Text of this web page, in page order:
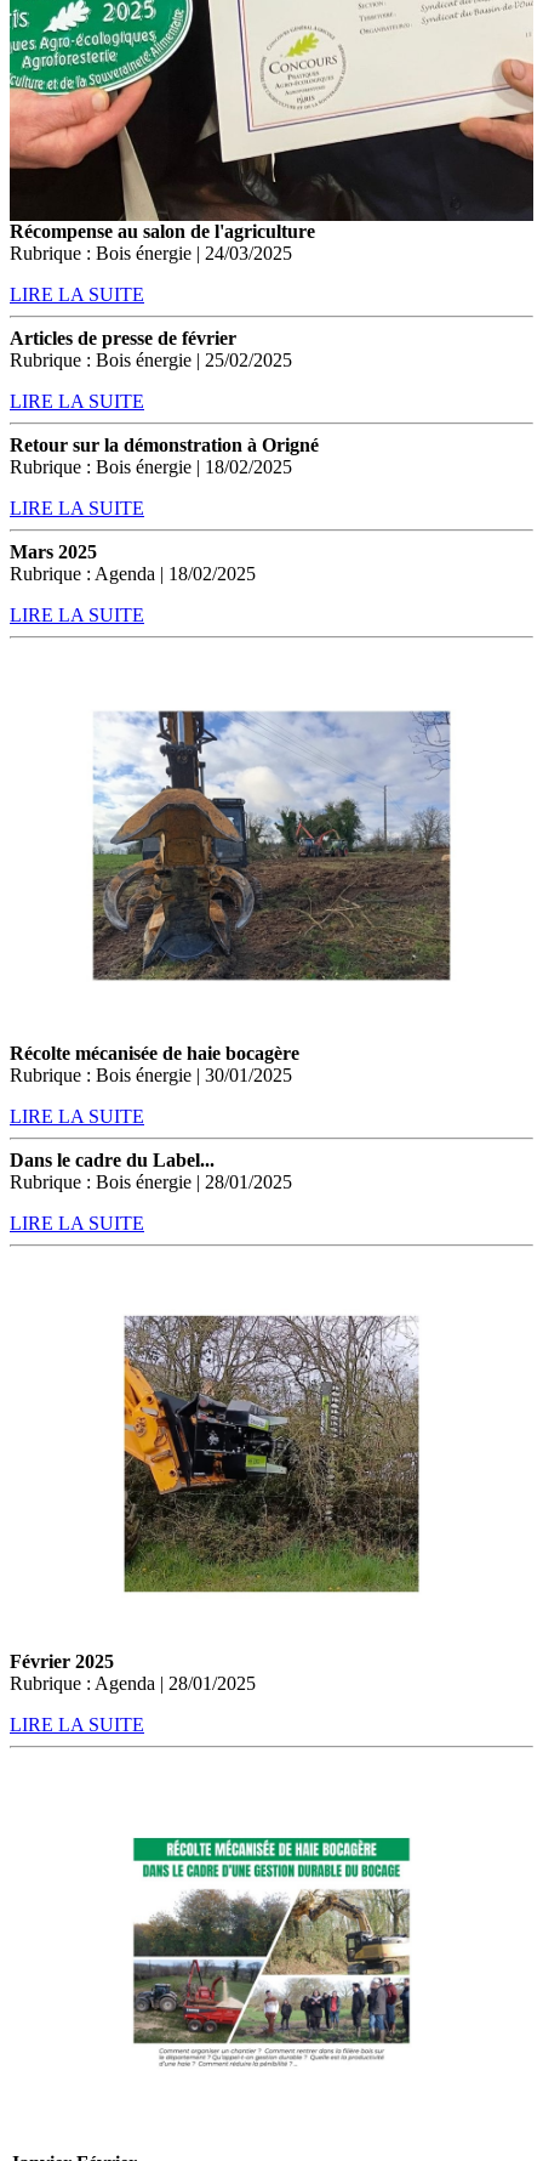
Récompense au salon de l'agriculture
Rubrique : Bois énergie | 24/03/2025
LIRE LA SUITE
Articles de presse de février
Rubrique : Bois énergie | 25/02/2025
LIRE LA SUITE
Retour sur la démonstration à Origné
Rubrique : Bois énergie | 18/02/2025
LIRE LA SUITE
Mars 2025
Rubrique : Agenda | 18/02/2025
LIRE LA SUITE
Récolte mécanisée de haie bocagère
Rubrique : Bois énergie | 30/01/2025
LIRE LA SUITE
Dans le cadre du Label...
Rubrique : Bois énergie | 28/01/2025
LIRE LA SUITE
Février 2025
Rubrique : Agenda | 28/01/2025
LIRE LA SUITE